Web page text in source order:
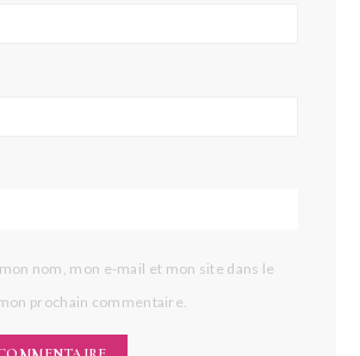
nom, mon e-mail et mon site dans le
prochain commentaire.